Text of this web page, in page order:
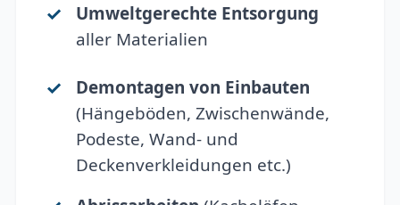
Umweltgerechte Entsorgung
aller Materialien
Demontagen von Einbauten
(Hängeböden, Zwischenwände,
Podeste, Wand- und
Deckenverkleidungen etc.)